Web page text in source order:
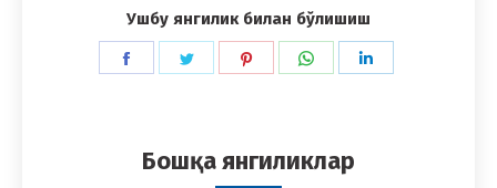
Ушбу янгилик билан бўлишиш
Share
Share
Share
Share
Бошқа янгиликлар